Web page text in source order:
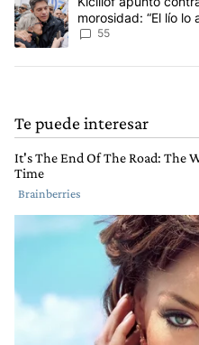
morosidad: “El lío lo
55